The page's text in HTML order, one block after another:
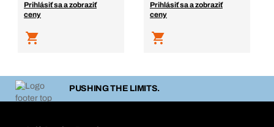
Prihlásiť sa a zobraziť
ceny
Prihlásiť sa a zobraziť
ceny
PUSHING THE LIMITS.